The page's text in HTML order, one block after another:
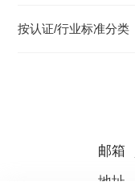
按认证/行业标准分类
邮箱
地址